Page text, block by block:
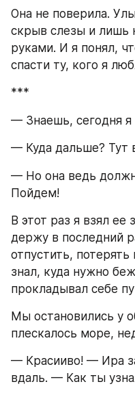
Она не поверила.
скрыв слезы и лишь
руками. И я понял,
спасти ту, кого я
***
— Знаешь, сегодня я
— Куда дальше? Тут
— Но она ведь
Пойдем!
В этот раз я взял ее
держу в последний
отпустить,
знал, куда нужно
прокладывал себе
Мы остановились у
плескалось море,
— Красииво! — Ира
вдаль. — Как ты